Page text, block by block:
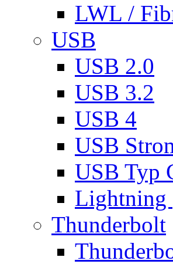
LWL /
USB
USB 2.0
USB 3.2
USB 4
USB
USB Typ
Lightning
Thunderbolt